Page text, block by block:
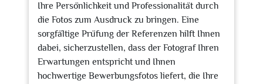
Ihre Persönlichkeit und Professionalität durch
die Fotos zum Ausdruck zu bringen. Eine
sorgfältige Prüfung der Referenzen hilft Ihnen
dabei, sicherzustellen, dass der Fotograf Ihren
Erwartungen entspricht und Ihnen
hochwertige Bewerbungsfotos liefert, die Ihre